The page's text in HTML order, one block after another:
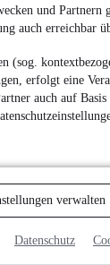
und Partnern
auch erreichbar
(sog.
erfolgt eine
auch auf
verwalten
Datenschutz